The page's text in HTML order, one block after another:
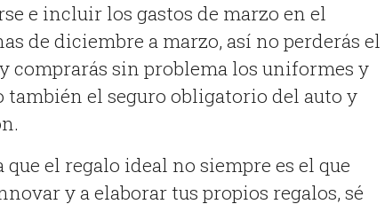
e incluir los gastos de marzo en el
de diciembre a marzo, así no perderás el
comprarás sin problema los uniformes y
también el seguro obligatorio del auto y
que el regalo ideal no siempre es el que
y a elaborar tus propios regalos, sé